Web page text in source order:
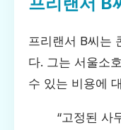
프리랜서 B씨는
다. 그는 서울소
수 있는 비용에
“고정된 사